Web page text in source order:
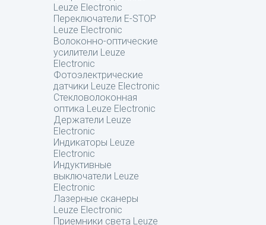
Leuze Electronic
Переключатели E-STOP
Leuze Electronic
Волоконно-оптические
усилители Leuze
Electronic
Фотоэлектрические
датчики Leuze Electronic
Стекловолоконная
оптика Leuze Electronic
Держатели Leuze
Electronic
Индикаторы Leuze
Electronic
Индуктивные
выключатели Leuze
Electronic
Лазерные сканеры
Leuze Electronic
Приемники света Leuze